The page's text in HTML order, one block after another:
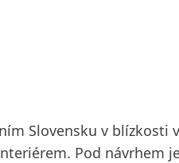
Slovensku v
Pod návrhem